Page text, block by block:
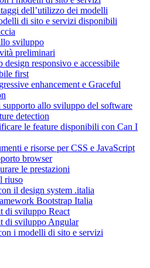
dell’utilizzo dei modelli
di sito e servizi disponibili
sviluppo
preliminari
design responsivo e accessibile
first
enhancement e Graceful
allo sviluppo del software
detection
le feature disponibili con Can I
e risorse per CSS e JavaScript
browser
le prestazioni
riuso
il design system .italia
Bootstrap Italia
di sviluppo React
di sviluppo Angular
i modelli di sito e servizi